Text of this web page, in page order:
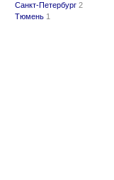
Санкт-Петербург 2
Тюмень 1